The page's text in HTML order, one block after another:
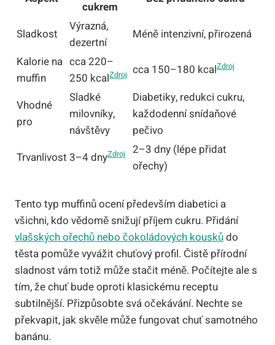
cukrem
Sladkost
Výrazná,
dezertní
Méně intenzivní, přirozená
Kalorie na
muffin
cca 220–
250 kcalZdroj cca 150–180 kcalZdroj
Vhodné
pro
Sladké
milovníky,
návštěvy
Diabetiky, redukci cukru,
každodenní snídaňové
pečivo
Trvanlivost 3–4 dnyZdroj
2–3 dny (lépe přidat
ořechy)
Tento typ muffinů ocení především diabetici a
všichni, kdo vědomě snižují příjem cukru. Přidání
vlašských ořechů nebo čokoládových kouskůdo
těsta pomůže vyvážit chuťový profil. Čistě přírodní
sladnost vám totiž může stačit méně. Počítejte ale s
tím, že chuť bude oproti klasickému receptu
subtilnější. Přizpůsobte svá očekávání. Nechte se
překvapit, jak skvěle může fungovat chuť samotného
banánu.